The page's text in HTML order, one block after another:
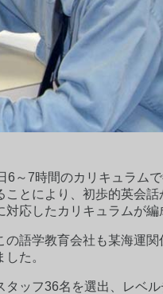
～7時間のカリキュラム
とにより、初歩的英会
応したカリキュラムが編
語学教育会社も某海運
た。
ッフ36名を選出、レベ